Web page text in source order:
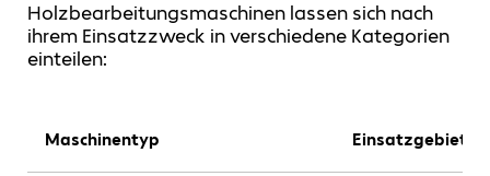
Holzbearbeitungsmaschinen lassen sich nach
ihrem Einsatzzweck in verschiedene Kategorien
einteilen:
Maschinentyp Einsatzgebiet